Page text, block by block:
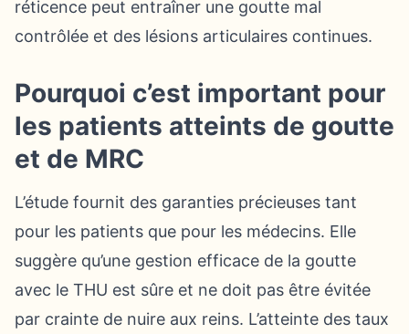
réticence peut entraîner une goutte mal
contrôlée et des lésions articulaires continues.
Pourquoi c’est important pour
les patients atteints de goutte
et de MRC
L’étude fournit des garanties précieuses tant
pour les patients que pour les médecins. Elle
suggère qu’une gestion efficace de la goutte
avec le THU est sûre et ne doit pas être évitée
par crainte de nuire aux reins. L’atteinte des taux